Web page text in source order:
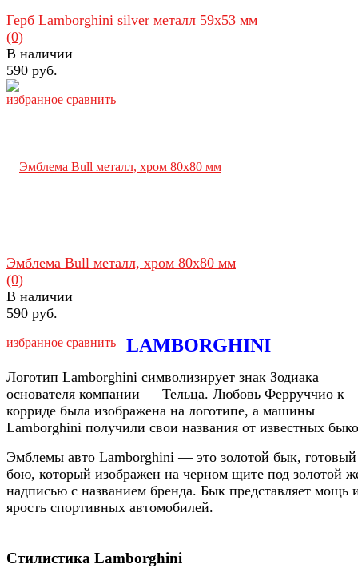
избранное сравнить
Герб Lamborghini silver металл 59х53 мм
(0)
В наличии
590 руб.
избранное сравнить
Эмблема Bull металл, хром 80х80 мм
(0)
В наличии
590 руб.
LAMBORGHINI
Логотип Lamborghini символизирует знак Зодиака
основателя компании — Тельца. Любовь Ферруччио к
корриде была изображена на логотипе, а машины
Lamborghini получили свои названия от известных
Эмблемы авто Lamborghini — это золотой бык,
бою, который изображен на черном щите под золотой
надписью с названием бренда. Бык представляет мощь
ярость спортивных автомобилей.
Стилистика Lamborghini